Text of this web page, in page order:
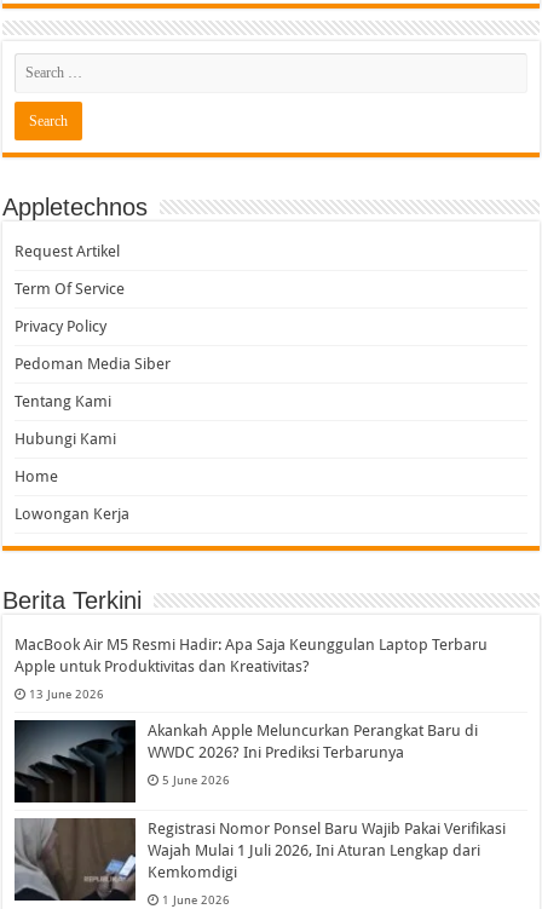
Appletechnos
Request Artikel
Term Of Service
Privacy Policy
Pedoman Media Siber
Tentang Kami
Hubungi Kami
Home
Lowongan Kerja
Berita Terkini
MacBook Air M5 Resmi Hadir: Apa Saja Keunggulan Laptop Terbaru
Apple untuk Produktivitas dan Kreativitas?
13 June 2026
Akankah Apple Meluncurkan Perangkat Baru di
WWDC 2026? Ini Prediksi Terbarunya
5 June 2026
Registrasi Nomor Ponsel Baru Wajib Pakai Verifikasi
Wajah Mulai 1 Juli 2026, Ini Aturan Lengkap dari
Kemkomdigi
1 June 2026